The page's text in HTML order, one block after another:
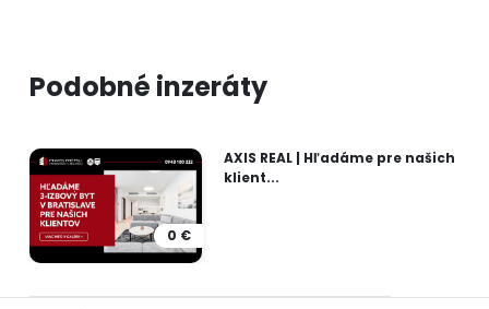
Podobné inzeráty
0 €
AXIS REAL | Hľadáme pre našich
klient...